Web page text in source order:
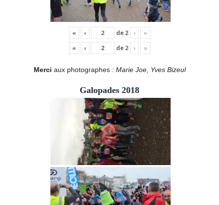
« ‹ de2 ›
»
«
‹ de2 › »
Merci aux photographes : Marie Joe, Yves Bizeul
Galopades 2018